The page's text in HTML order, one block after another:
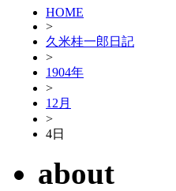
HOME
>
久米桂一郎日記
>
1904年
>
12月
>
4日
about